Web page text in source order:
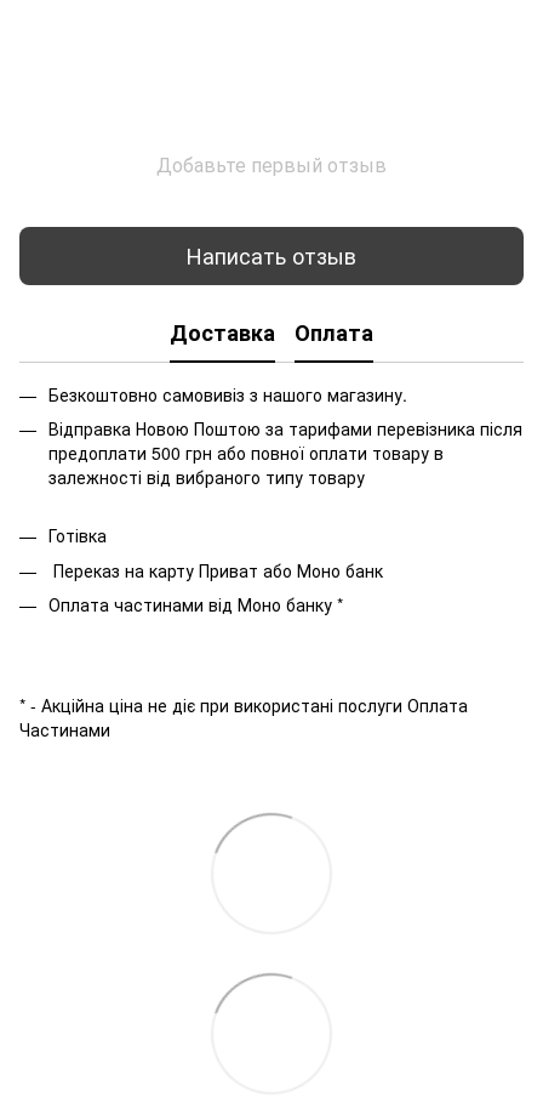
Добавьте первый отзыв
Написать отзыв
Доставка Оплата
Безкоштовно самовивіз з нашого магазину.
Відправка Новою Поштою за тарифами перевізника після
предоплати 500 грн або повної оплати товару в
залежності від вибраного типу товару
Готівка
Переказ на карту Приват або Моно банк
Оплата частинами від Моно банку *
* - Акційна ціна не діє при використані послуги Оплата
Частинами